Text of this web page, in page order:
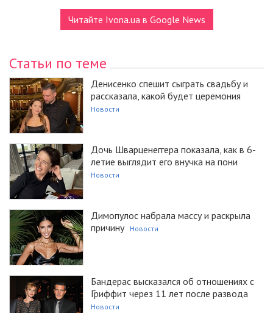
Читайте Ivona.ua в Google News
Статьи по теме
Денисенко спешит сыграть свадьбу и
рассказала, какой будет церемония
Новости
Дочь Шварценеггера показала, как в 6-
летие выглядит его внучка на пони
Новости
Димопулос набрала массу и раскрыла
причину
Новости
Бандерас высказался об отношениях с
Гриффит через 11 лет после развода
Новости